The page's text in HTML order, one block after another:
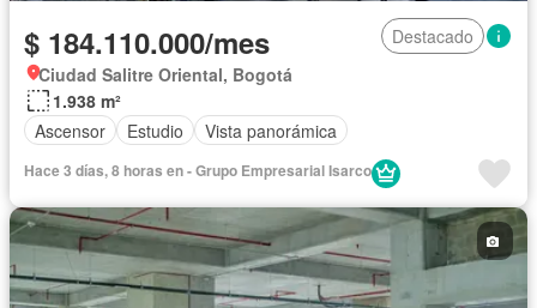
$ 184.110.000/mes
Destacado
Ciudad Salitre Oriental, Bogotá
1.938 m²
Ascensor
Estudio Vista panorámica
Hace 3 días, 8 horas en - Grupo Empresarial Isarco